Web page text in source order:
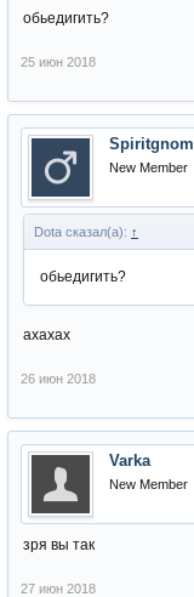
обьедигить?
25 июн 2018
Spiritgnom
New Member
Dota сказал(а): ↑
обьедигить?
ахахах
26 июн 2018
Varka
New Member
зря вы так
27 июн 2018